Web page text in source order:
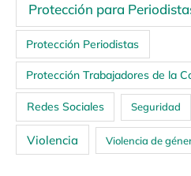
Protección para
Protección Periodistas
Protección Trabajadores de la
Redes Sociales Seguridad
Violencia Violencia de